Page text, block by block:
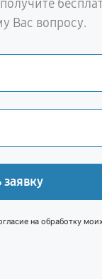
Вас вопросу.
на обработку